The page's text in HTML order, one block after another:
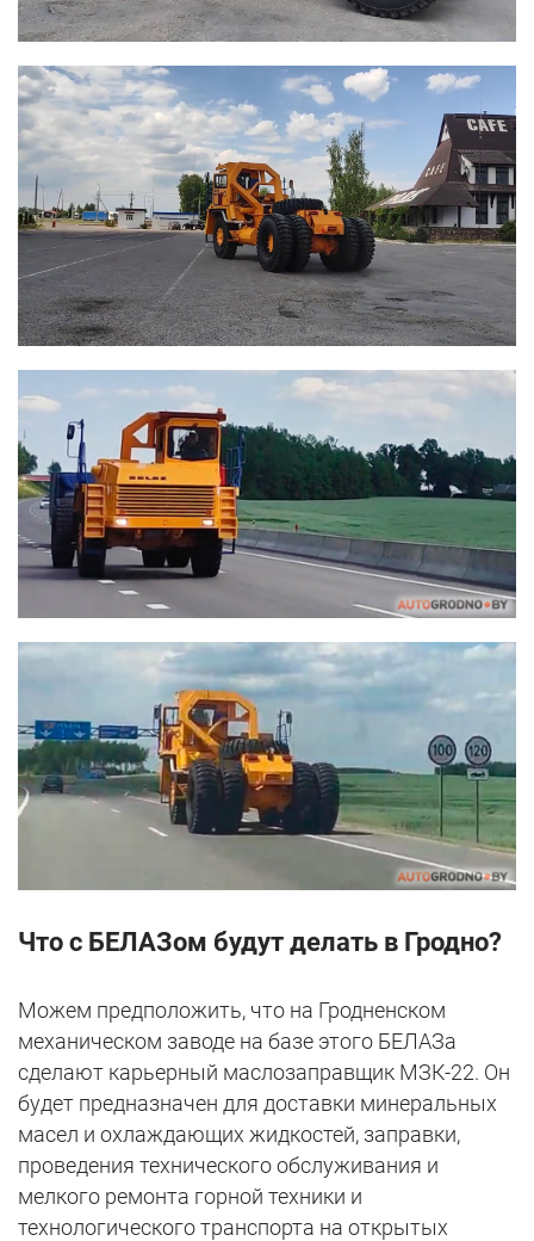
Что с БЕЛАЗом будут делать в Гродно?
Можем предположить, что на Гродненском
механическом заводе на базе этого БЕЛАЗа
сделают карьерный маслозаправщик МЗК-22. Он
будет предназначен для доставки минеральных
масел и охлаждающих жидкостей, заправки,
проведения технического обслуживания и
мелкого ремонта горной техники и
технологического транспорта на открытых